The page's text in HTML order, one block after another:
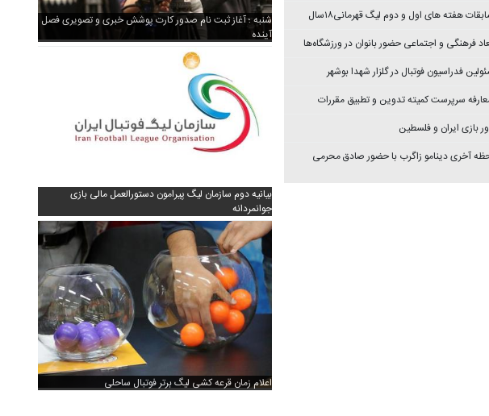
هفته های اول و دوم ليگ قهرمانی۱۸سال
فرهنگی و اجتماعی حضور بانوان در ورزشگاه‌ها
فدراسیون فوتبال در گلزار شهدا بوشهر
سرپرست کمیته تدوین و تطبیق مقررات
بازی ایران و فلسطین
آخری دینامو زاگرب با حضور صادق محرمی
شنبه ؛ آغاز ثبت نام صدور کارت پوشش خبری و تصویری فصل
آینده
بیانیه دوم سازمان لیگ پیرامون دستورالعمل مالی بازی
جوانمردانه
اعلام زمان قرعه کشی لیگ برتر فوتبال ساحلی